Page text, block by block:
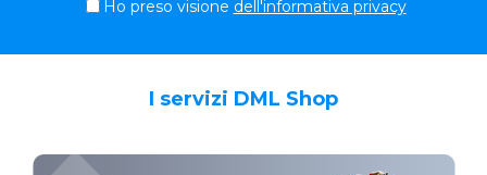
Ho preso visione dell'informativa privacy
I servizi DML Shop